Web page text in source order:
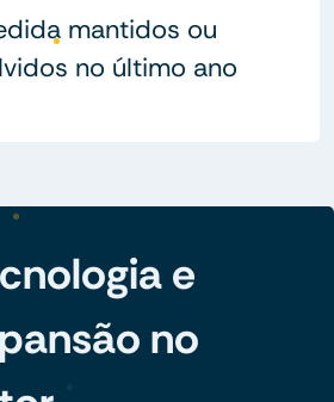
mantidos ou
no último ano
e
no